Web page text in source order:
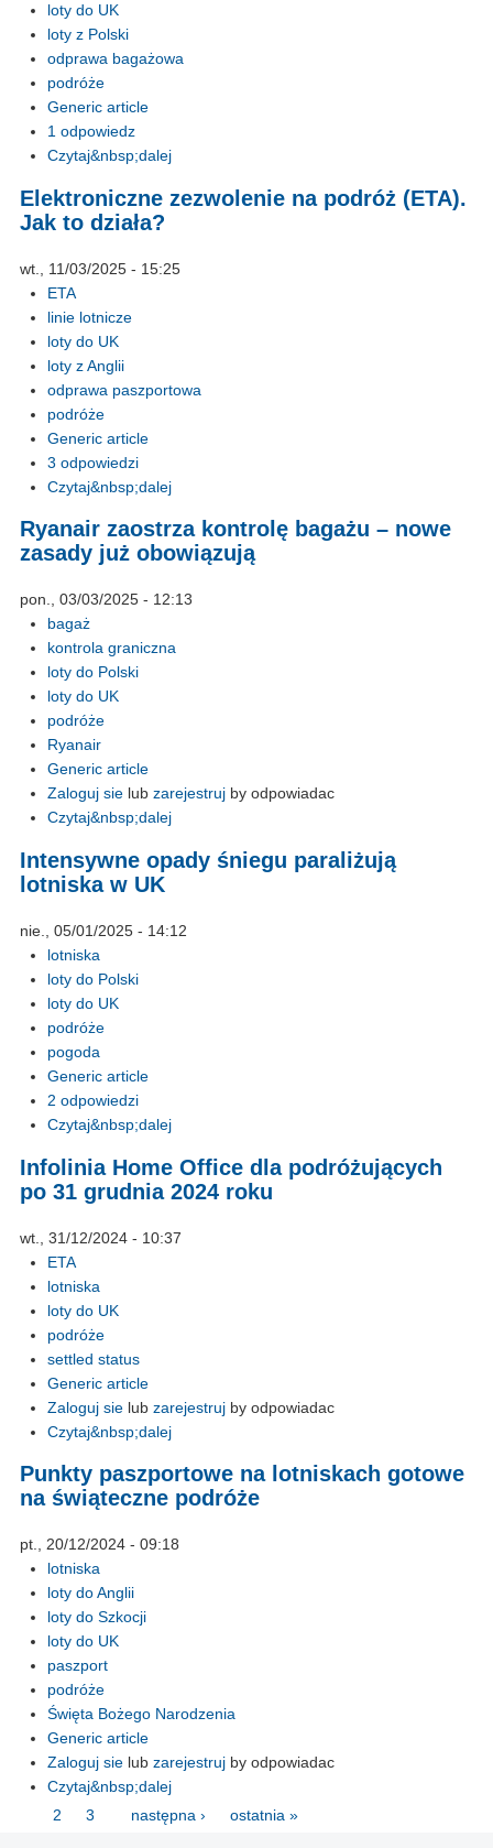
loty do UK
loty z Polski
odprawa bagażowa
podróże
Generic article
1 odpowiedz
Czytaj&nbsp;dalej
Elektroniczne zezwolenie na podróż (ETA).
Jak to działa?
wt., 11/03/2025 - 15:25
ETA
linie lotnicze
loty do UK
loty z Anglii
odprawa paszportowa
podróże
Generic article
3 odpowiedzi
Czytaj&nbsp;dalej
Ryanair zaostrza kontrolę bagażu – nowe
zasady już obowiązują
pon., 03/03/2025 - 12:13
bagaż
kontrola graniczna
loty do Polski
loty do UK
podróże
Ryanair
Generic article
Zaloguj sie lub zarejestruj by odpowiadac
Czytaj&nbsp;dalej
Intensywne opady śniegu paraliżują
lotniska w UK
nie., 05/01/2025 - 14:12
lotniska
loty do Polski
loty do UK
podróże
pogoda
Generic article
2 odpowiedzi
Czytaj&nbsp;dalej
Infolinia Home Office dla podróżujących
po 31 grudnia 2024 roku
wt., 31/12/2024 - 10:37
ETA
lotniska
loty do UK
podróże
settled status
Generic article
Zaloguj sie lub zarejestruj by odpowiadac
Czytaj&nbsp;dalej
Punkty paszportowe na lotniskach gotowe
na świąteczne podróże
pt., 20/12/2024 - 09:18
lotniska
loty do Anglii
loty do Szkocji
loty do UK
paszport
podróże
Święta Bożego Narodzenia
Generic article
Zaloguj sie lub zarejestruj by odpowiadac
Czytaj&nbsp;dalej
2 3 następna › ostatnia »